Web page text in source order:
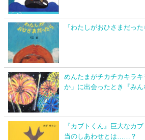
『わたしがおひさまだっ
めんたまがチカチカキラ
か」に出会ったとき『みん
『カブトくん』巨大なカ
当のしあわせとは……？